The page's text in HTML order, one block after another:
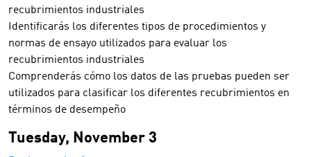
recubrimientos industriales
Identificarás los diferentes tipos de procedimientos y
normas de ensayo utilizados para evaluar los
recubrimientos industriales
Comprenderás cómo los datos de las pruebas pueden ser
utilizados para clasificar los diferentes recubrimientos en
términos de desempeño
Tuesday, November 3